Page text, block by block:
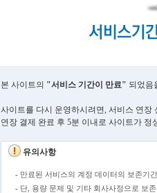
본 사이트의 "서비스 기간이 만료" 되었음
사이트를 다시 운영하시려면, 서비스 연장
연장 결제 완료 후 5분 이내로 사이트가 정
유의사항
- 만료된 서비스의 계정 데이터의 보존기
- 단, 용량 문제 및 기타 회사사정으로 보